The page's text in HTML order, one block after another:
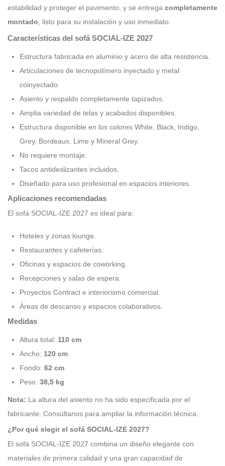
estabilidad y proteger el pavimento, y se entrega completamente
montado , listo para su instalación y uso inmediato.
Características del sofá SOCIAL-IZE 2027
Estructura fabricada en aluminio y acero de alta resistencia.
Articulaciones de tecnopolímero inyectado y metal
coinyectado.
Asiento y respaldo completamente tapizados.
Amplia variedad de telas y acabados disponibles.
Estructura disponible en los colores White, Black, Indigo,
Grey, Bordeaux, Lime y Mineral Grey.
No requiere montaje.
Tacos antideslizantes incluidos.
Diseñado para uso profesional en espacios interiores.
Aplicaciones recomendadas
El sofá SOCIAL-IZE 2027 es ideal para:
Hoteles y zonas lounge.
Restaurantes y cafeterías.
Oficinas y espacios de coworking.
Recepciones y salas de espera.
Proyectos Contract e interiorismo comercial.
Áreas de descanso y espacios colaborativos.
Medidas
Altura total: 110 cm
Ancho: 120 cm
Fondo: 62 cm
Peso: 38,5 kg
Nota: La altura del asiento no ha sido especificada por el
fabricante. Consúltanos para ampliar la información técnica.
¿Por qué elegir el sofá SOCIAL-IZE 2027?
El sofá SOCIAL-IZE 2027 combina un diseño elegante con
materiales de primera calidad y una gran capacidad de